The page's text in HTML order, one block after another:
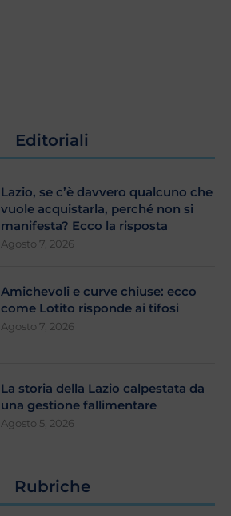
Editoriali
Lazio, se c’è davvero qualcuno che
vuole acquistarla, perché non si
manifesta? Ecco la risposta
Agosto 7, 2026
Amichevoli e curve chiuse: ecco
come Lotito risponde ai tifosi
Agosto 7, 2026
La storia della Lazio calpestata da
una gestione fallimentare
Agosto 5, 2026
Rubriche